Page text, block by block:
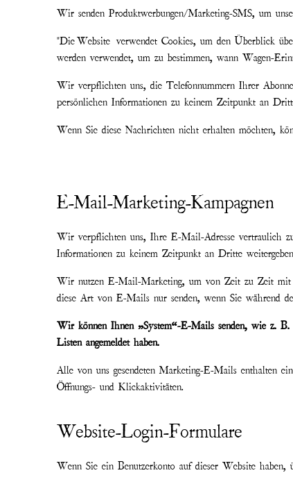
Wir senden Produktwerbungen/Marketing-SMS, um
"DieWebsite verwendet Cookies, um den Überblick
werden verwendet, um zu bestimmen, wann Wagen-
Wir verpflichten uns, die Telefonnummern Ihrer
persönlichen Informationen zu keinem Zeitpunkt an
Wenn Sie diese Nachrichten nicht erhalten möchten,
E-Mail-Marketing-Kampagnen
Wir verpflichten uns, Ihre E-Mail-Adresse vertraulich
Informationen zu keinem Zeitpunkt an Dritte
Wir nutzen E-Mail-Marketing, um von Zeit zu Zeit mit
diese Art von E-Mails nur senden, wenn Sie während
Wir können Ihnen „System“-E-Mails senden, wie z. B.
Listen angemeldet haben.
Alle von uns gesendeten Marketing-E-Mails enthalten
Öffnungs- und Klickaktivitäten.
Website-Login-Formulare
Wenn Sie ein Benutzerkonto auf dieser Website